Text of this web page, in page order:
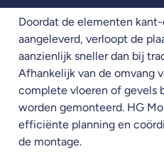
Doordat de elementen
aangeleverd, verloopt de
aanzienlijk sneller dan bij
Afhankelijk van de omvang
complete vloeren of gevels
worden gemonteerd. HG
efficiënte planning en
de montage.
Projecten
Nieuws
Offerte aanvragen